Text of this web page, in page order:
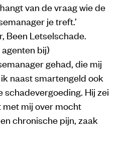
van de vraag wie de
je treft.’
Been Letselschade.
bij)
gehad, die mij
naast smartengeld ook
schadevergoeding. Hij zei
mij over mocht
chronische pijn, zaak